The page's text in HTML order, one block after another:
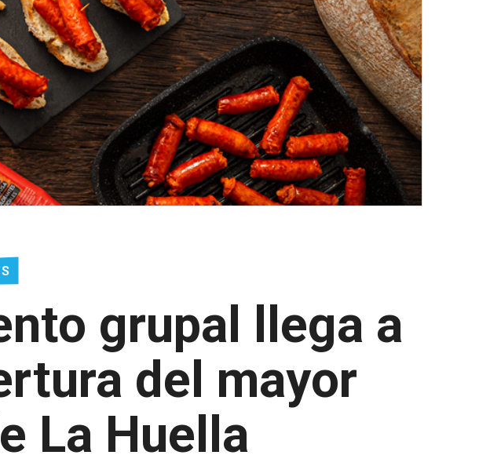
grupal llega a
del mayor
La Huella